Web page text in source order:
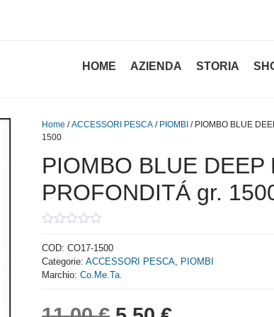
HOME AZIENDA STORIA
Home /ACCESSORI PESCA / PIOMBI / PIOMBO BLUE
1500
PIOMBO BLUE DEEP
PROFONDITÁ gr.
out
of
5
COD:CO17-1500
Categorie:ACCESSORI PESCA, PIOMBI
Marchio:Co.Me.Ta.